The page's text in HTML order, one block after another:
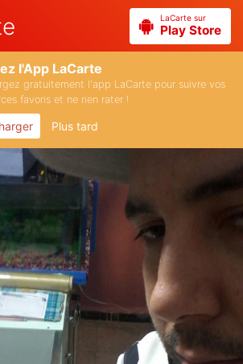
LaCarte sur
Play Store
l'App LaCarte
gratuitement l'app LaCarte pour suivre vos
favoris et ne rien rater !
Plus tard